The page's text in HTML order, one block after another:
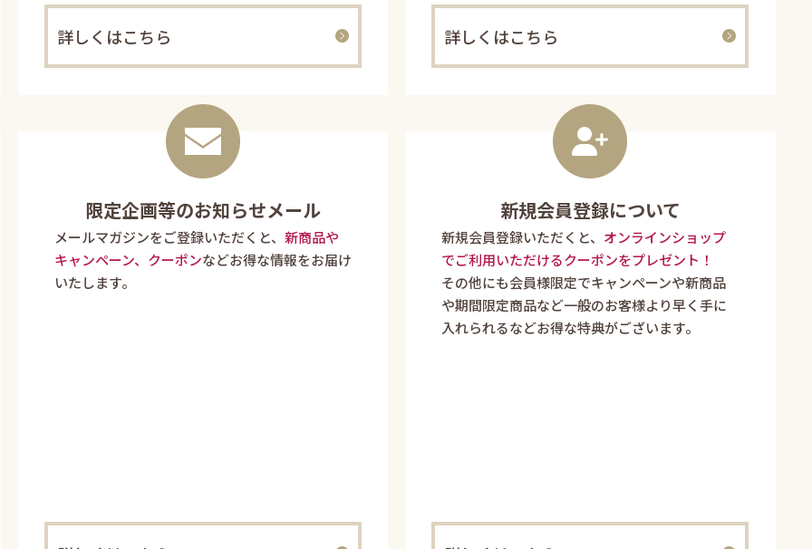
詳しくはこちら 詳しくはこちら
限定企画等のお知らせメール
メールマガジンをご登録いただくと、 新商品や
キャンペーン、クーポンなどお得な情報をお届け
いたします。
新規会員登録について
新規会員登録いただくと、 オンラインショップ
でご利用いただけるクーポンをプレゼント！
その他にも会員様限定でキャンペーンや新商品
や期間限定商品など一般のお客様より早く手に
入れられるなどお得な特典がございます。